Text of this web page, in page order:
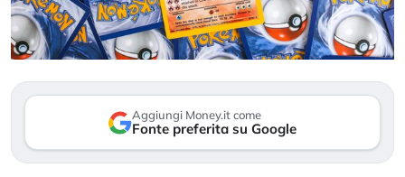
Aggiungi Money.it come
Fonte preferita su Google